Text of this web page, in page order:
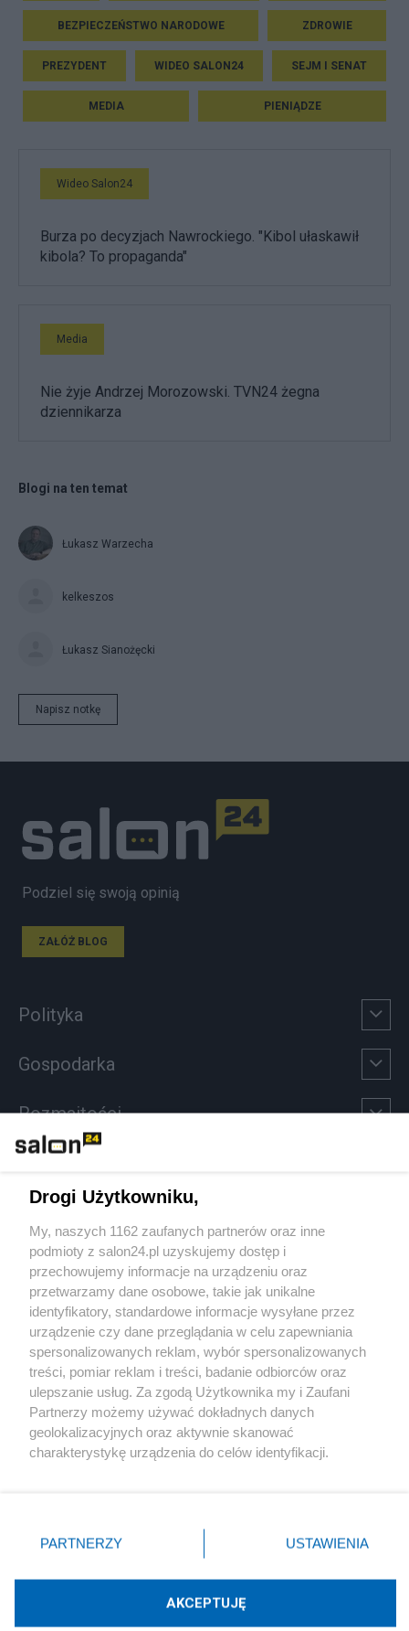
BEZPIECZEŃSTWO NARODOWE ZDROWIE
PREZYDENT WIDEO SALON24 SEJM I SENAT
MEDIA PIENIĄDZE
Wideo Salon24
Burza po decyzjach Nawrockiego. "Kibol ułaskawił
kibola? To propaganda"
Media
Nie żyje Andrzej Morozowski. TVN24 żegna
dziennikarza
Blogi na ten temat
Łukasz Warzecha
kelkeszos
Łukasz Sianożęcki
Napisz notkę
Podziel się swoją opinią
ZAŁÓŻ BLOG
Polityka
Gospodarka
Rozmaitości
Sport
Społeczeństwo
Kultura
X Facebook Instagram Youtube
Drogi Użytkowniku,
My, naszych 1162 zaufanych partnerów oraz inne
podmioty z salon24.pl uzyskujemy dostęp i
przechowujemy informacje na urządzeniu oraz
przetwarzamy dane osobowe, takie jak unikalne
identyfikatory, standardowe informacje wysyłane przez
urządzenie czy dane przeglądania w celu zapewniania
spersonalizowanych reklam, wybór spersonalizowanych
treści, pomiar reklam i treści, badanie odbiorców oraz
ulepszanie usług. Za zgodą Użytkownika my i Zaufani
Partnerzy możemy używać dokładnych danych
geolokalizacyjnych oraz aktywnie skanować
charakterystykę urządzenia do celów identyfikacji.
zmienić/wycofać klikając przycisk ustawień prywatności
znajdujący się w lewym dolnym rogu strony
rodzaje przetwarzania danych nie wymagają zgody
użytkownika, ale masz prawo sprzeciwić się takiemu
przetwarzaniu. Preferencje będą miały zastosowania tylko
PARTNERZY USTAWIENIA
AKCEPTUJĘ